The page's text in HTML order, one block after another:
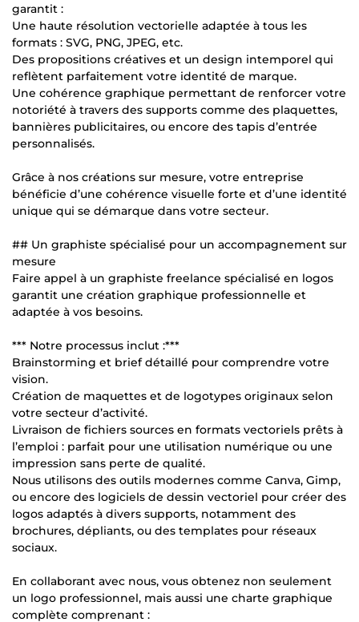
garantit :
Une haute résolution vectorielle adaptée à tous les
formats : SVG, PNG, JPEG, etc.
Des propositions créatives et un design intemporel qui
reflètent parfaitement votre identité de marque.
Une cohérence graphique permettant de renforcer votre
notoriété à travers des supports comme des plaquettes,
bannières publicitaires, ou encore des tapis d’entrée
personnalisés.
Grâce à nos créations sur mesure, votre entreprise
bénéficie d’une cohérence visuelle forte et d’une identité
unique qui se démarque dans votre secteur.
## Un graphiste spécialisé pour un accompagnement sur
mesure
Faire appel à un graphiste freelance spécialisé en logos
garantit une création graphique professionnelle et
adaptée à vos besoins.
*** Notre processus inclut :***
Brainstorming et brief détaillé pour comprendre votre
vision.
Création de maquettes et de logotypes originaux selon
votre secteur d’activité.
Livraison de fichiers sources en formats vectoriels prêts à
l’emploi : parfait pour une utilisation numérique ou une
impression sans perte de qualité.
Nous utilisons des outils modernes comme Canva, Gimp,
ou encore des logiciels de dessin vectoriel pour créer des
logos adaptés à divers supports, notamment des
brochures, dépliants, ou des templates pour réseaux
sociaux.
En collaborant avec nous, vous obtenez non seulement
un logo professionnel, mais aussi une charte graphique
complète comprenant :